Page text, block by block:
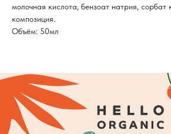
молочная кислота, бензоат натрия, сорбат
композиция.
Объём: 50мл